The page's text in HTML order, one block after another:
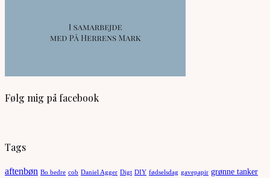
Følg mig på facebook
Tags
aftenbøn Bo bedre cob Daniel Agger Digt DIY fødselsdag gavepapir grønne tanker